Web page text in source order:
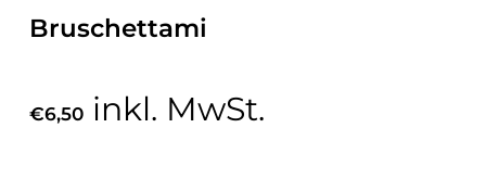
Bruschettami
€6,50 inkl. MwSt.